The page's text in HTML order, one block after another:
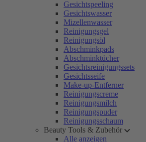
Gesichtspeeling
Gesichtswasser
Mizellenwasser
Reinigungsgel
Reinigungsöl
Abschminkpads
Abschminktücher
Gesichtsreinigungssets
Gesichtsseife
Make-up-Entferner
Reinigungscreme
Reinigungsmilch
Reinigungspuder
Reinigungsschaum
Beauty Tools & Zubehör
Alle anzeigen